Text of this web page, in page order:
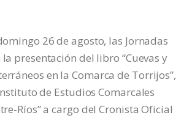
26 de agosto, las Jornadas
presentación del libro “Cuevas y
en la Comarca de Torrijos”,
de Estudios Comarcales
Ríos” a cargo del Cronista Oficial